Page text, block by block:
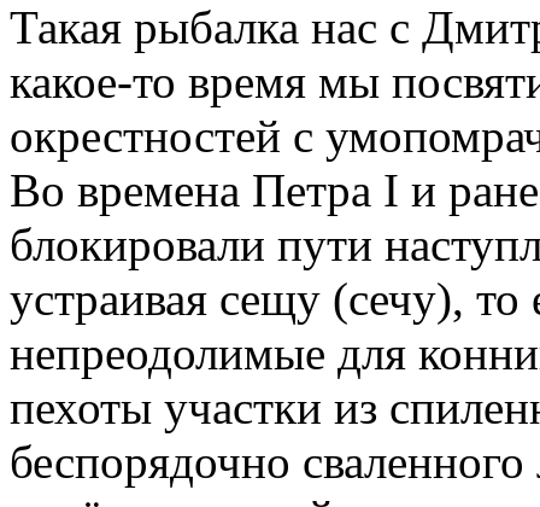
Такая рыбалка нас с
какое-то время мы
окрестностей с
Во времена Петра I и
блокировали пути
устраивая сещу (сечу), то
непреодолимые для
пехоты участки из
беспорядочно